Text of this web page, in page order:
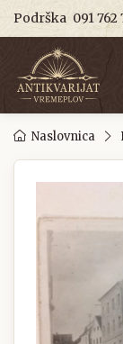
Podrška 091 762
Naslovnica